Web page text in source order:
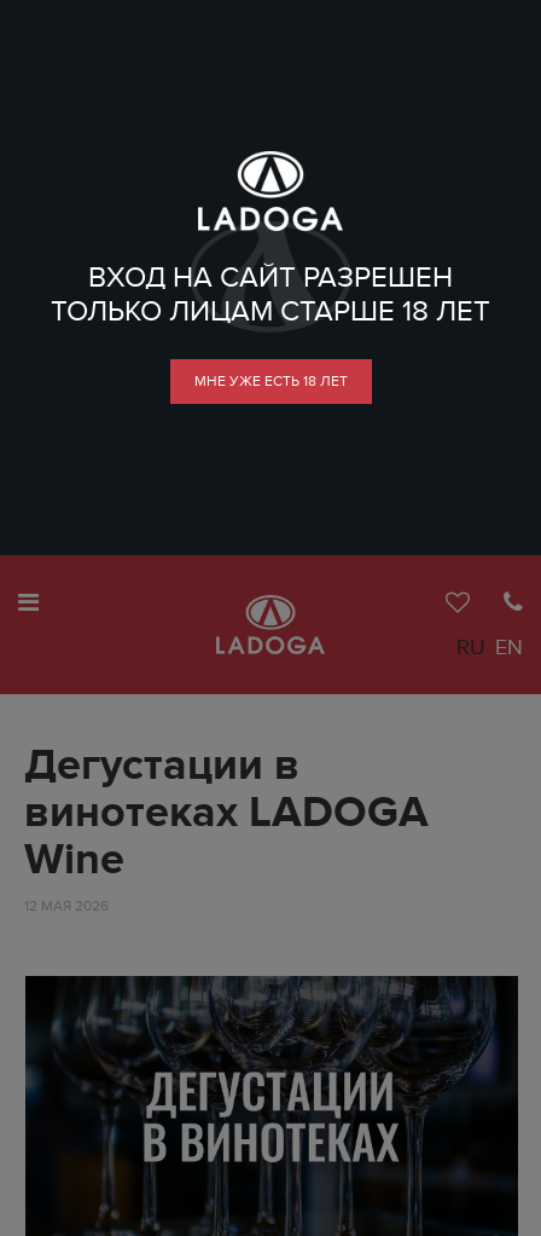
ВХОД НА САЙТ РАЗРЕШЕН
ТОЛЬКО ЛИЦАМ СТАРШЕ 18 ЛЕТ
МНЕ УЖЕ ЕСТЬ 18 ЛЕТ
RU EN
Дегустации в
винотеках LADOGA
Wine
12 МАЯ 2026